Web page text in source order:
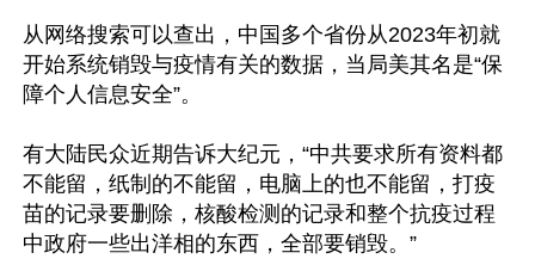
从网络搜索可以查出，中国多个省份从2023年初就
开始系统销毁与疫情有关的数据，当局美其名是“保
障个人信息安全”。
有大陆民众近期告诉大纪元，“中共要求所有资料都
不能留，纸制的不能留，电脑上的也不能留，打疫
苗的记录要删除，核酸检测的记录和整个抗疫过程
中政府一些出洋相的东西，全部要销毁。”